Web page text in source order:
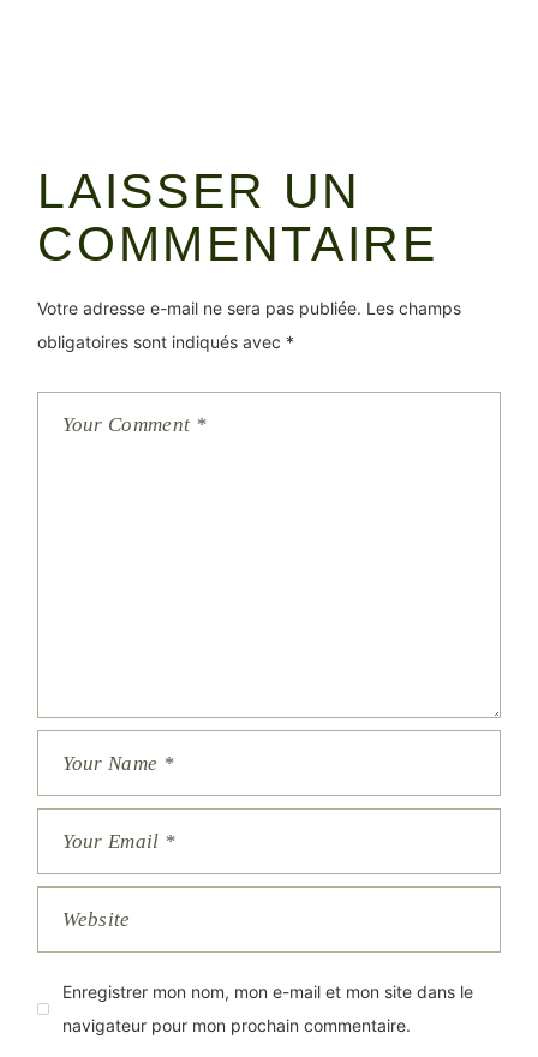
LAISSER UN
COMMENTAIRE
Votre adresse e-mail ne sera pas publiée. Les champs
obligatoires sont indiqués avec *
Enregistrer mon nom, mon e-mail et mon site dans le
navigateur pour mon prochain commentaire.